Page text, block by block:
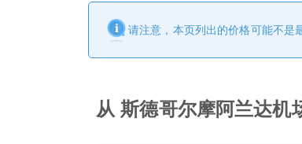
请注意，本页列出的价格可能不是
从 斯德哥尔摩阿兰达机